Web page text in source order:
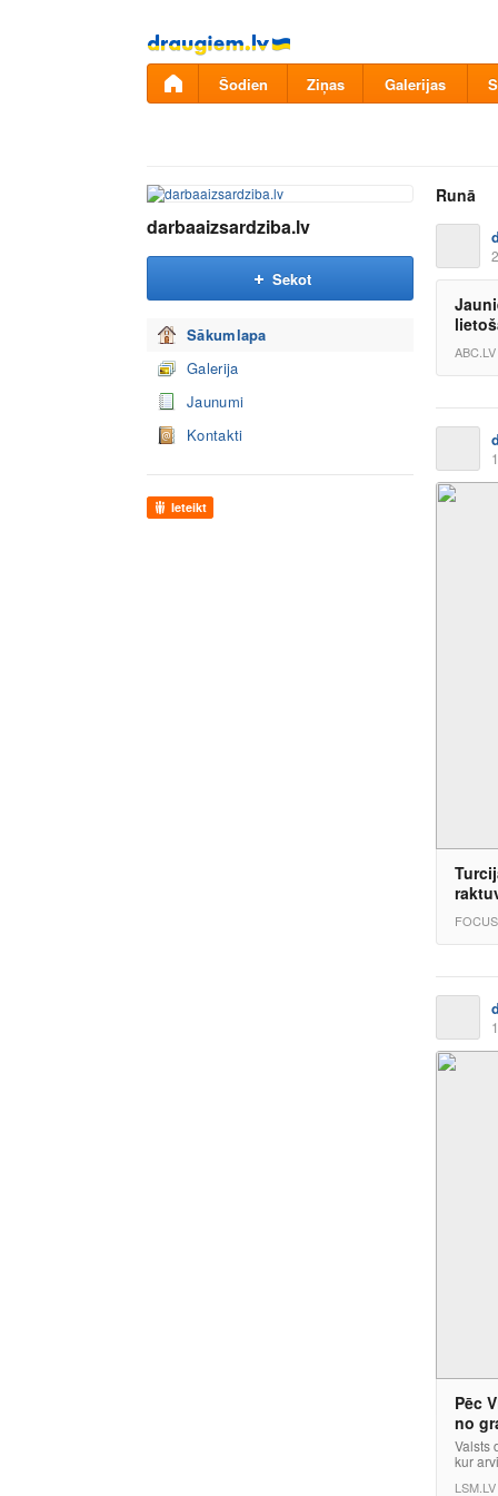
Pāriet
uz
saturu
Šodien Ziņas Galerijas
darbaaizsardziba.lv
Sekot
Sākumlapa
Galerija
Jaunumi
Kontakti
Ieteikt
Runā
ABC.LV
Pēc
no
Valsts
kur
LSM.LV